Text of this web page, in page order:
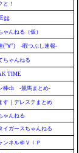
と！
ゃんねる（仮）
(°∀°) -暇つぶし速報-
ちゃんねる
TIME
棒ch -競馬まとめ-
す｜デレステまとめ
ゃんねる
イガースちゃんねる
ンネル＠ＶＩＰ